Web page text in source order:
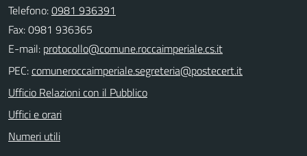
Telefono:0981 936391
Fax: 0981 936365
E-mail:
PEC:
Ufficio Relazioni con il Pubblico
Uffici e orari
Numeri utili